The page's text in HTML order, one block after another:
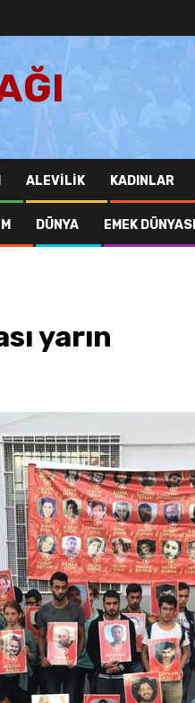
ALEVILIK KADINLAR
DÜNYA EMEK DÜNYASI
yarın